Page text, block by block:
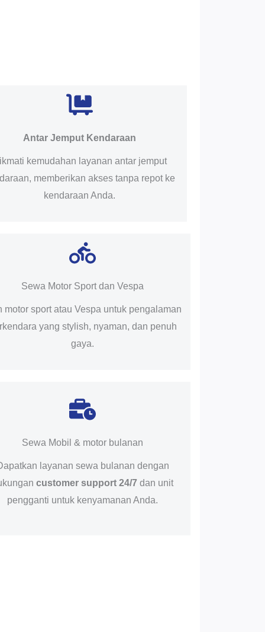
Antar Jemput Kendaraan
kemudahan layanan antar jemput
memberikan akses tanpa repot ke
kendaraan Anda.
Sewa Motor Sport dan Vespa
motor sport atau Vespa untuk pengalaman
yang stylish, nyaman, dan penuh
gaya.
Sewa Mobil & motor bulanan
layanan sewa bulanan dengan
customer support 24/7 dan unit
pengganti untuk kenyamanan Anda.